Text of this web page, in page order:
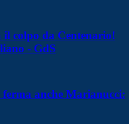
il colpo da Centenario!
- GdS
anche Marianucci: